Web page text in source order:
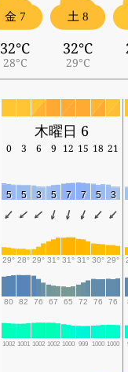
金 7
32°C
28°C
土 8
32°C
29°C
木曜日 6
0 3 6 9 12 15 18 21
5 5 3 5 7 7 5 3
29° 28° 29° 31° 31° 31° 30° 29°
80 82 76 67 65 72 76 76
1002 1001 1002 1002 1000 999 1000 1000